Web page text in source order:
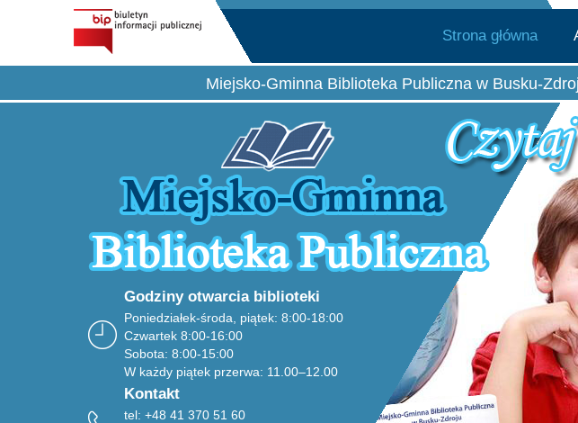
Strona główna
Miejsko-Gminna Biblioteka Publiczna w Busku-
Godziny otwarcia biblioteki
Poniedziałek-środa, piątek: 8:00-18:00
Czwartek 8:00-16:00
Sobota: 8:00-15:00
W każdy piątek przerwa: 11.00–12.00
Kontakt
tel: +48 41 370 51 60